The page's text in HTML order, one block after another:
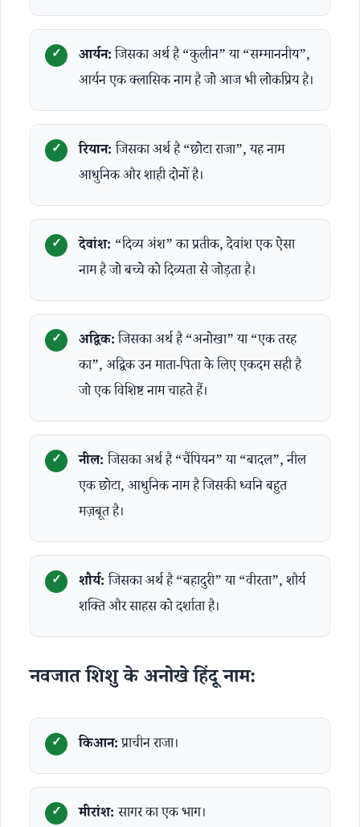
आर्यन:जिसका अर्थ है “कुलीन” या “सम्माननीय”,
आर्यन एक क्लासिक नाम है जो आज भी लोकप्रिय है।
रियान:जिसका अर्थ है “छोटा राजा”, यह नाम
आधुनिक और शाही दोनों है।
देवांश: “दिव्य अंश” का प्रतीक, देवांश एक ऐसा
नाम है जो बच्चे को दिव्यता से जोड़ता है।
अद्विक:जिसका अर्थ है “अनोखा” या “एक तरह
का”, अद्विक उन माता-पिता के लिए एकदम सही है
जो एक विशिष्ट नाम चाहते हैं।
नील:जिसका अर्थ है “चैंपियन” या “बादल”, नील
एक छोटा, आधुनिक नाम है जिसकी ध्वनि बहुत
मज़बूत है।
शौर्य:जिसका अर्थ है “बहादुरी” या “वीरता”, शौर्य
शक्ति और साहस को दर्शाता है।
नवजात शिशु के अनोखे हिंदू नाम:
किआन:प्राचीन राजा।
मीरांश:सागर का एक भाग।